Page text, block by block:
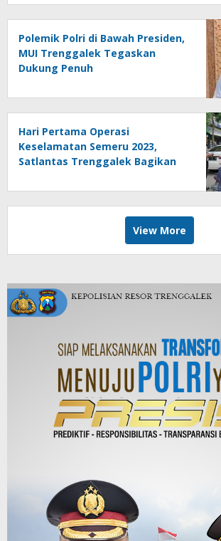
Polemik Polri di Bawah Presiden,
MUI Trenggalek Tegaskan
Dukung Penuh
Hari Pertama Operasi
Keselamatan Semeru 2023,
Satlantas Trenggalek Bagikan
View More